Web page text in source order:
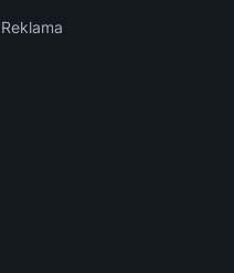
Reklama